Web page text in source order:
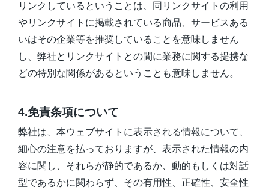
リンクしているということは、同リンクサイトの利用
やリンクサイトに掲載されている商品、サービスある
いはその企業等を推奨していることを意味しません
し、弊社とリンクサイトとの間に業務に関する提携な
どの特別な関係があるということも意味しません。
4.免責条項について
弊社は、本ウェブサイトに表示される情報について、
細心の注意を払っておりますが、表示された情報の内
容に関し、それらが静的であるか、動的もしくは対話
型であるかに関わらず、その有用性、正確性、安全性